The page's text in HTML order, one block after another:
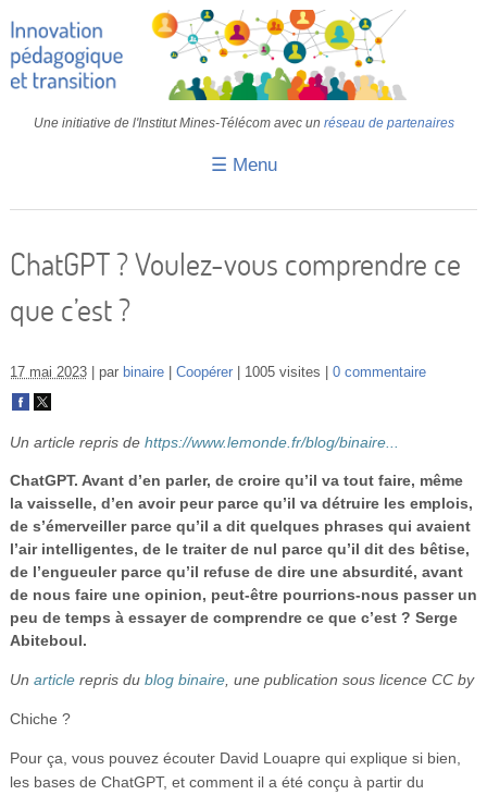
Une initiative de l'Institut Mines-Télécom avec un réseau de partenaires
☰ Menu
IA
Vidéos
S’inscrire
Se connecter
ChatGPT ? Voulez-vous comprendre ce
que c’est ?
17 mai 2023 par binaire Coopérer 1005 visites 0 commentaire
Un article repris de https://www.lemonde.fr/blog/binaire...
ChatGPT. Avant d’en parler, de croire qu’il va tout faire, même
la vaisselle, d’en avoir peur parce qu’il va détruire les emplois,
de s’émerveiller parce qu’il a dit quelques phrases qui avaient
l’air intelligentes, de le traiter de nul parce qu’il dit des bêtise,
de l’engueuler parce qu’il refuse de dire une absurdité, avant
de nous faire une opinion, peut-être pourrions-nous passer un
peu de temps à essayer de comprendre ce que c’est ? Serge
Abiteboul.
Un articlerepris du blog binaire, une publication sous licence CC by
Chiche ?
Pour ça, vous pouvez écouter David Louapre qui explique si bien,
les bases de ChatGPT, et comment il a été conçu à partir du